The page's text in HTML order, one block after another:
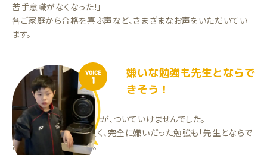
苦手意識がなくなった!」
各ご家庭から合格を喜ぶ声など、さまざまなお声をいただいてい
ます。
VOICE
1
嫌いな勉強も先生とならで
きそう！
集団塾に通っていましたが、ついていけませんでした。
今は先生との相性が良く、完全に嫌いだった勉強も「先生とならで
きそう」と言っています。